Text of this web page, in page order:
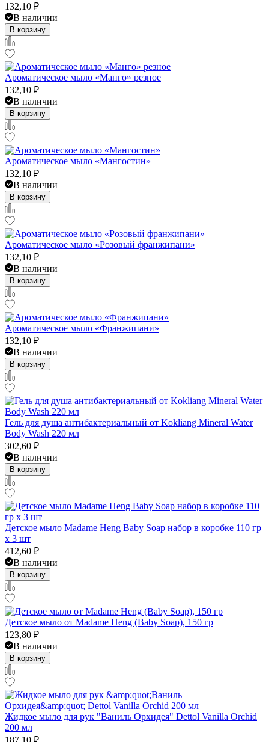
132,10 ₽
В наличии
В корзину
Ароматическое мыло «Манго» резное
132,10 ₽
В наличии
В корзину
Ароматическое мыло «Мангостин»
132,10 ₽
В наличии
В корзину
Ароматическое мыло «Розовый франжипани»
132,10 ₽
В наличии
В корзину
Ароматическое мыло «Франжипани»
132,10 ₽
В наличии
В корзину
Гель для душа антибактериальный от Kokliang Mineral Water
Body Wash 220 мл
302,60 ₽
В наличии
В корзину
Детское мыло Madame Heng Baby Soap набор в коробке 110 гр
x 3 шт
412,60 ₽
В наличии
В корзину
Детское мыло от Madame Heng (Baby Soap), 150 гр
123,80 ₽
В наличии
В корзину
Жидкое мыло для рук "Ваниль Орхидея" Dettol Vanilla Orchid
200 мл
187,10 ₽